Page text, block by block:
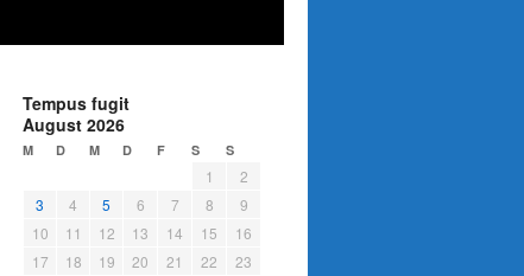
Tempus fugit
August 2026
M D M D F S S
1
2
3
4 5 6 7 8
9
10
11 12 13 14 15
16
17
18 19 20 21 22
23